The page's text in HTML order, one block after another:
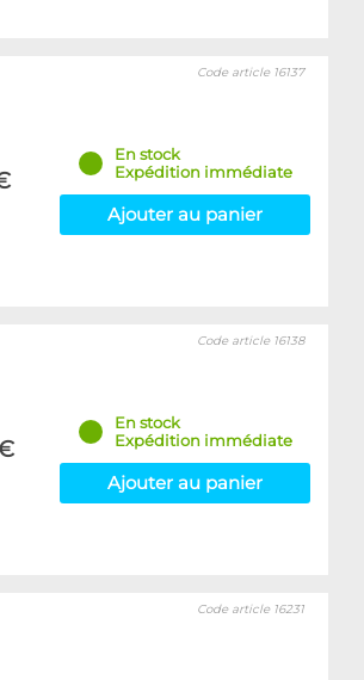
Code article 16137
En stock
Expédition immédiate
Ajouter au panier
Code article 16138
En stock
Expédition immédiate
Ajouter au panier
Code article 16231